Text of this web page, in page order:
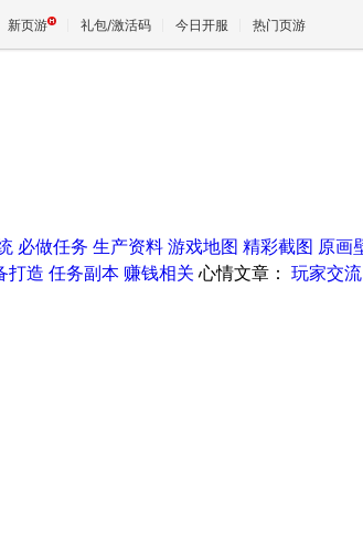
新页游 礼包/激活码 今日开服 热门页游
王权与自由
必做任务 生产资料 游戏地图 精彩截图 原画
打造 任务副本 赚钱相关 心情文章： 玩家交流